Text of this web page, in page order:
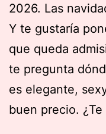
2026. Las
Y te gustaría
que queda
te pregunta
es elegante,
buen precio.